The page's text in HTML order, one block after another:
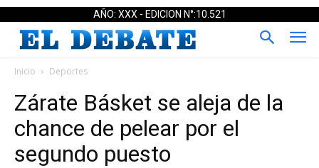
AÑO: XXX - EDICION N°:10.521
Inicio Deportes
Zárate Básket se aleja de la
chance de pelear por el
segundo puesto